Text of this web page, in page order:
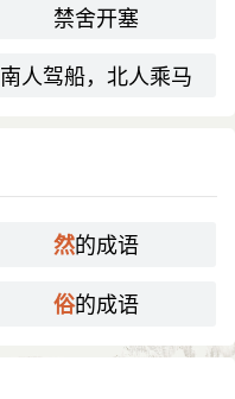
禁舍开塞
南人驾船，北人乘马
然的成语
俗的成语